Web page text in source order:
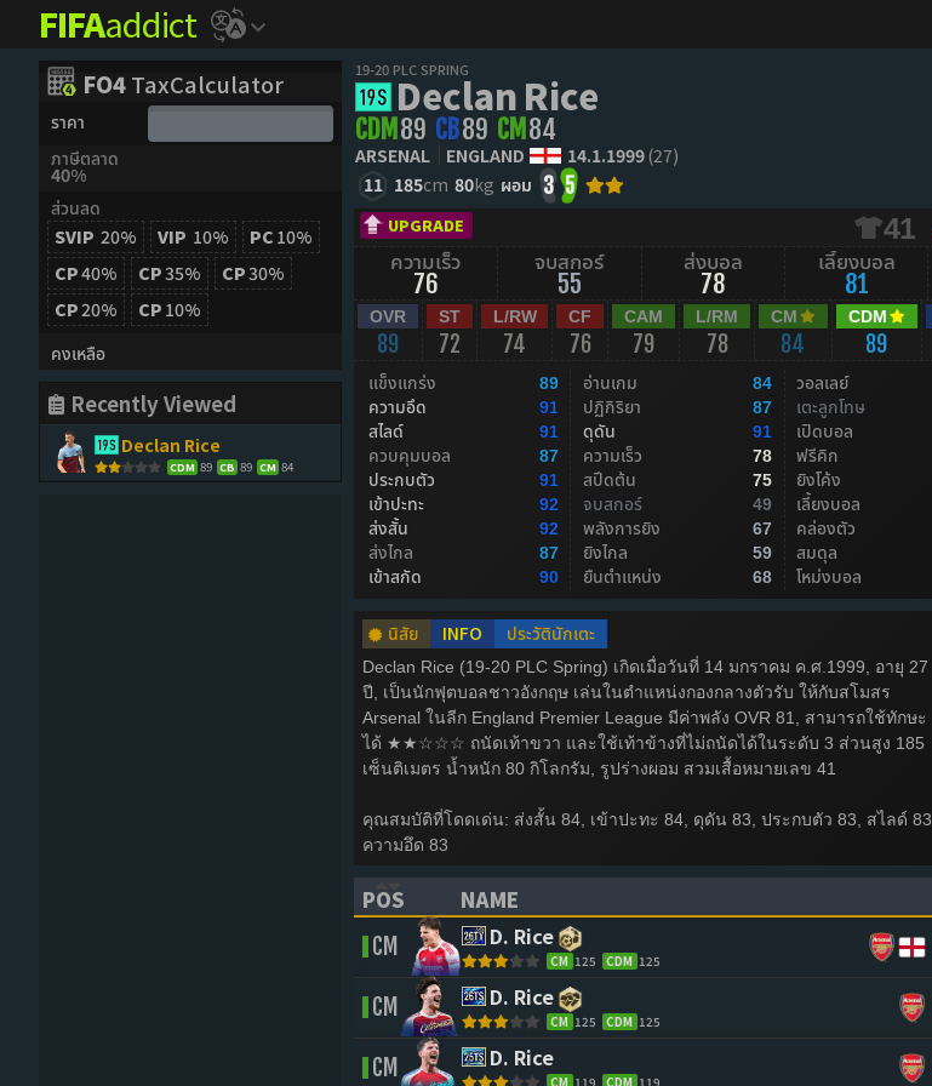
FIFAaddict
FO4TaxCalculator
ราคา
ภาษีตลาด
40%
ส่วนลด
SVIP 20% VIP 10% PC 10%
CP40% CP35% CP30%
CP20% CP 10%
คงเหลือ
Recently Viewed
Declan Rice
CDM 89 CB 89 CM 84
19-20 PLC SPRING
Declan Rice
CDM 89 CB89 CM 84
ARSENAL ENGLAND 14.1.1999(27)
11 185cm 80kg ผอม 3 5
UPGRADE 41
ความเร็ว
76
จบสกอร์
55
ส่งบอล
78
เลี้ยงบอล
81
OVR
89
ST
72
L/RW
74
CF
76
CAM
79
L/RM
78
CM
84
CDM
89
แข็งแกร่ง 89
ความอึด 91
สไลด์ 91
ควบคุมบอล 87
ประกบตัว 91
เข้าปะทะ 92
ส่งสั้น 92
ส่งไกล 87
เข้าสกัด 90
อ่านเกม 84
ปฏิกิริยา 87
ดุดัน 91
ความเร็ว 78
สปีดต้น 75
จบสกอร์ 49
พลังการยิง 67
ยิงไกล 59
ยืนตำแหน่ง 68
วอลเลย์
เตะลูกโทษ
เปิดบอล
ฟรีคิก
ยิงโค้ง
เลี้ยงบอล
คล่องตัว
สมดุล
โหม่งบอล
นิสัย INFO ประวัตินักเตะ
Declan Rice (19-20 PLC Spring) เกิดเมื่อวันที่ 14 มกราคม ค.ศ.1999, อายุ 27
ปี, เป็นนักฟุตบอลชาวอังกฤษ เล่นในตำแหน่งกองกลางตัวรับ ให้กับสโมสร
Arsenal ในลีก England Premier League มีค่าพลัง OVR 81, สามารถใช้ทักษะ
ได้ ★★☆☆☆ ถนัดเท้าขวา และใช้เท้าข้างที่ไม่ถนัดได้ในระดับ 3 ส่วนสูง 185
เซ็นติเมตร น้ำหนัก 80 กิโลกรัม, รูปร่างผอม สวมเสื้อหมายเลข 41
คุณสมบัติที่โดดเด่น: ส่งสั้น 84, เข้าปะทะ 84, ดุดัน 83, ประกบตัว 83, สไลด์ 83,
ความอึด 83
POS
(CLICK TO SORT ASCENDING)
NAME
(CLICK TO SORT ASCENDING)
CM D. Rice
CM 125 CDM 125
CM D. Rice
CM 125 CDM 125
CM D. Rice